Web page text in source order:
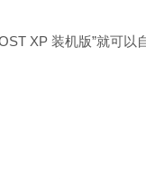
XP 装机版”就可以